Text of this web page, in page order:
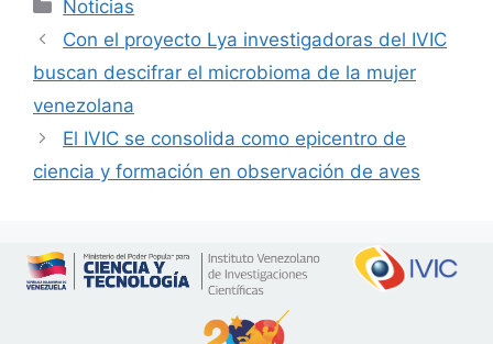
Noticias
Con el proyecto Lya investigadoras del IVIC
buscan descifrar el microbioma de la mujer
venezolana
El IVIC se consolida como epicentro de
ciencia y formación en observación de aves